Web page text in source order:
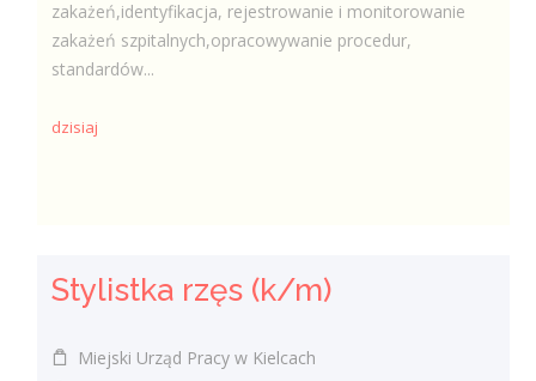
zakażeń,identyfikacja, rejestrowanie i monitorowanie
zakażeń szpitalnych,opracowywanie procedur,
standardów...
dzisiaj
Stylistka rzęs (k/m)
Miejski Urząd Pracy w Kielcach